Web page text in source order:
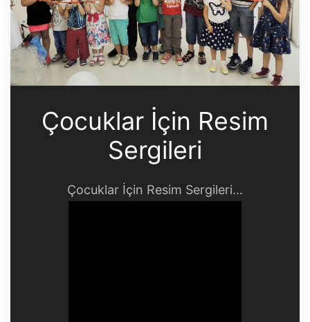
Çocuklar İçin Resim
Sergileri
Çocuklar İçin Resim Sergileri...